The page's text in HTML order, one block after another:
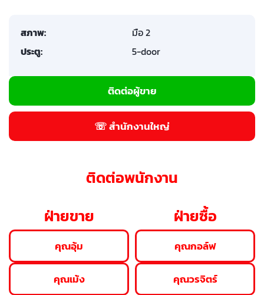
สภาพ:
มือ 2
ประตู:
5-door
ติดต่อผู้ขาย
☏ สำนักงานใหญ่
ติดต่อพนักงาน
ฝ่ายขาย
คุณอุ้ม
คุณเม้ง
ฝ่ายซื้อ
คุณกอล์ฟ
คุณวรจิตร์